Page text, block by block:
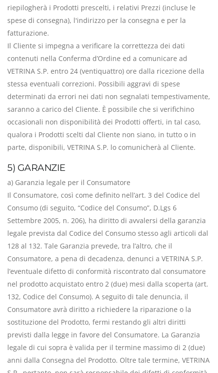
riepilogherà i Prodotti prescelti, i relativi Prezzi (incluse le
spese di consegna), l'indirizzo per la consegna e per la
fatturazione.
Il Cliente si impegna a verificare la correttezza dei dati
contenuti nella Conferma d’Ordine ed a comunicare ad
VETRINA S.P. entro 24 (ventiquattro) ore dalla ricezione della
stessa eventuali correzioni. Possibili aggravi di spese
determinati da errori nei dati non segnalati tempestivamente,
saranno a carico del Cliente. È possibile che si verifichino
occasionali non disponibilità dei Prodotti offerti, in tal caso,
qualora i Prodotti scelti dal Cliente non siano, in tutto o in
parte, disponibili, VETRINA S.P. lo comunicherà al Cliente.
5) GARANZIE
a) Garanzia legale per il Consumatore
Il Consumatore, così come definito nell’art. 3 del Codice del
Consumo (di seguito, “Codice del Consumo”, D.Lgs 6
Settembre 2005, n. 206), ha diritto di avvalersi della garanzia
legale prevista dal Codice del Consumo stesso agli articoli dal
128 al 132. Tale Garanzia prevede, tra l’altro, che il
Consumatore, a pena di decadenza, denunci a VETRINA S.P.
l’eventuale difetto di conformità riscontrato dal consumatore
nel prodotto acquistato entro 2 (due) mesi dalla scoperta (art.
132, Codice del Consumo). A seguito di tale denuncia, il
Consumatore avrà diritto a richiedere la riparazione o la
sostituzione del Prodotto, fermi restando gli altri diritti
previsti dalla legge in favore del Consumatore. La Garanzia
legale di cui sopra è valida per il termine massimo di 2 (due)
anni dalla Consegna del Prodotto. Oltre tale termine, VETRINA